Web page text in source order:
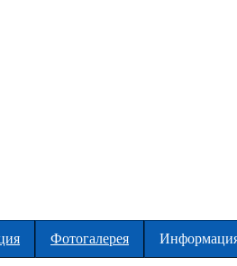
Фотогалерея